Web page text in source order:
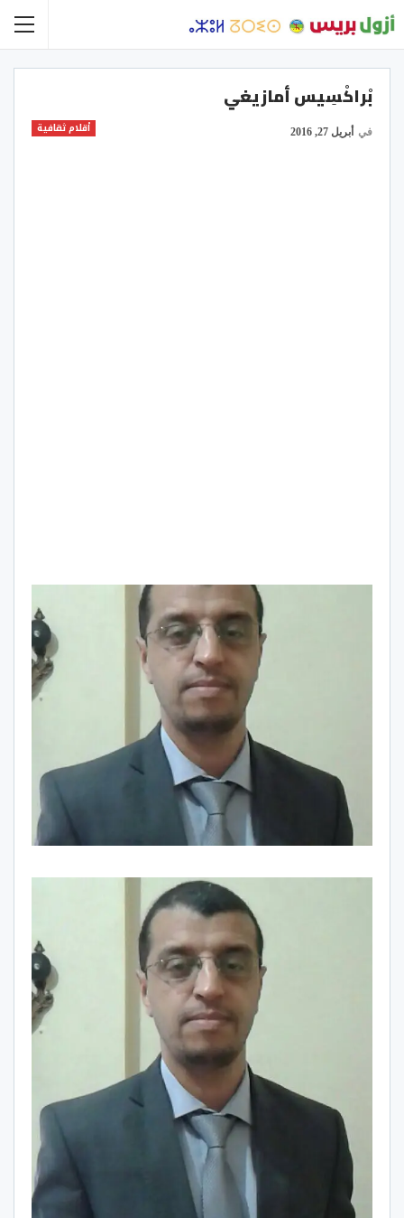
بْراكْسِيس أمازيغي
أقلام ثقافية في أبريل 27, 2016